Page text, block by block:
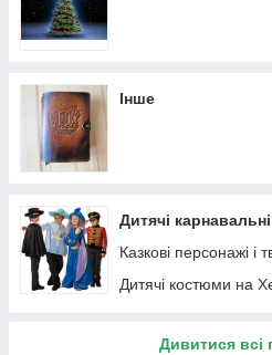
Гірлянди з мішури
Новорічні наклейки,
Бусы на елку
Інше
Дитячі
Казкові персонажі і
Дитячі костюми на
Дивитися всі